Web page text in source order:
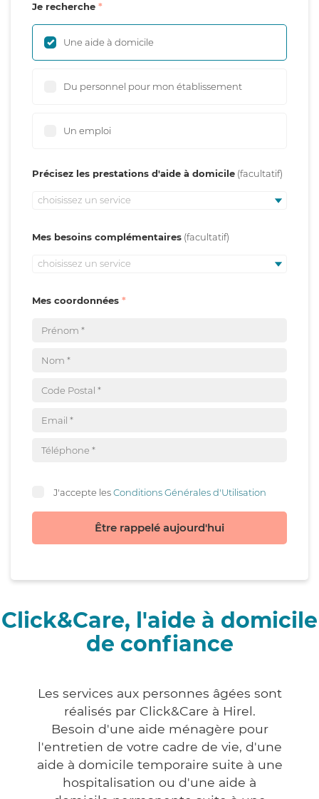
Je recherche
Une aide à domicile
Du personnel pour mon établissement
Un emploi
Précisez les prestations d'aide à domicile
choisissez un service
Mes besoins complémentaires
choisissez un service
Mes coordonnées
J'accepte lesConditions Générales d'Utilisation
Être rappelé aujourd'hui
Click&Care, l'aide à domicile
de confiance
Les services aux personnes âgées sont
réalisés par Click&Care à Hirel.
Besoin d'une aide ménagère pour
l'entretien de votre cadre de vie, d'une
aide à domicile temporaire suite à une
hospitalisation ou d'une aide à